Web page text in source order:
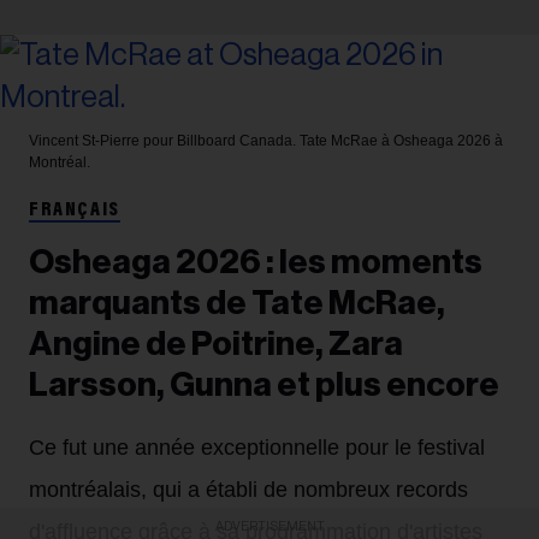
Vincent St-Pierre pour Billboard Canada. Tate McRae à Osheaga 2026 à
Montréal.
FRANÇAIS
Osheaga 2026 : les moments
marquants de Tate McRae,
Angine de Poitrine, Zara
Larsson, Gunna et plus encore
Ce fut une année exceptionnelle pour le festival
montréalais, qui a établi de nombreux records